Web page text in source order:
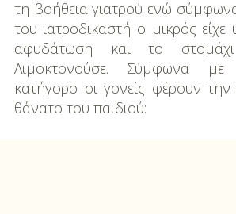
τη βοήθεια γιατρού ενώ
του ιατροδικαστή ο μικρός
αφυδάτωση και το
Λιμοκτονούσε. Σύμφωνα
κατήγορο οι γονείς φέρουν
θάνατο του παιδιού: